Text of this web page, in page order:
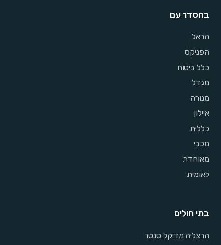
בהסדר עם
הראל
הפניקס
כלל ביטוח
מגדל
מנורה
איילון
כללית
מכבי
מאוחדת
לאומית
בתי חולים
הרצליה מדיקל סנטר